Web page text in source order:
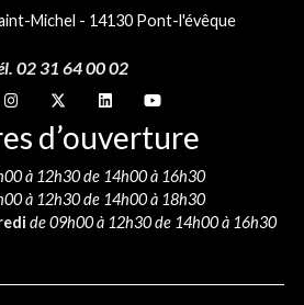
Michel - 14130 Pont-l'évêque
02 31 64 00 02
nous sur
Suivez-nous sur
Suivez-nous sur
Suivez-nous sur
Suivez-nous sur
d’ouverture
à 12h30 de 14h00 à 16h30
à 12h30 de 14h00 à 18h30
de 09h00 à 12h30 de 14h00 à 16h30